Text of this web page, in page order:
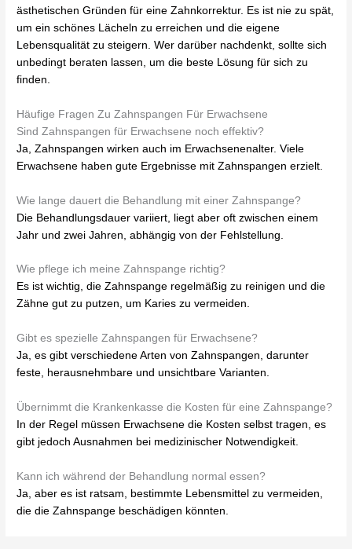
ästhetischen Gründen für eine Zahnkorrektur. Es ist nie zu spät,
um ein schönes Lächeln zu erreichen und die eigene
Lebensqualität zu steigern. Wer darüber nachdenkt, sollte sich
unbedingt beraten lassen, um die beste Lösung für sich zu
finden.
Häufige Fragen Zu Zahnspangen Für Erwachsene
Sind Zahnspangen für Erwachsene noch effektiv?
Ja, Zahnspangen wirken auch im Erwachsenenalter. Viele
Erwachsene haben gute Ergebnisse mit Zahnspangen erzielt.
Wie lange dauert die Behandlung mit einer Zahnspange?
Die Behandlungsdauer variiert, liegt aber oft zwischen einem
Jahr und zwei Jahren, abhängig von der Fehlstellung.
Wie pflege ich meine Zahnspange richtig?
Es ist wichtig, die Zahnspange regelmäßig zu reinigen und die
Zähne gut zu putzen, um Karies zu vermeiden.
Gibt es spezielle Zahnspangen für Erwachsene?
Ja, es gibt verschiedene Arten von Zahnspangen, darunter
feste, herausnehmbare und unsichtbare Varianten.
Übernimmt die Krankenkasse die Kosten für eine Zahnspange?
In der Regel müssen Erwachsene die Kosten selbst tragen, es
gibt jedoch Ausnahmen bei medizinischer Notwendigkeit.
Kann ich während der Behandlung normal essen?
Ja, aber es ist ratsam, bestimmte Lebensmittel zu vermeiden,
die die Zahnspange beschädigen könnten.